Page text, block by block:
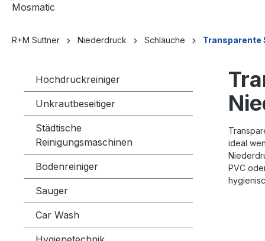
Mosmatic
R+M Suttner Niederdruck Schläuche Transparente
Hochdruckreiniger
Unkrautbeseitiger
Städtische
Reinigungsmaschinen
Bodenreiniger
Sauger
Car Wash
ideal
PVC